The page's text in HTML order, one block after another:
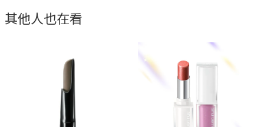
其他人也在看